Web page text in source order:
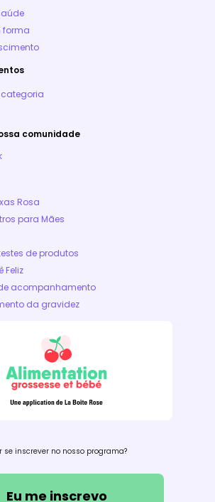
forma
categoria
comunidade
Rosa
para Mães
de produtos
Feliz
acompanhamento
da gravidez
se inscrever no nosso programa?
Eu me inscrevo